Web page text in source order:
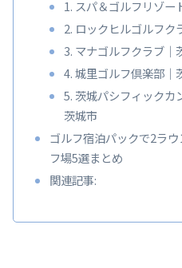
1. スパ＆ゴルフリゾー
2. ロックヒルゴルフク
3. マナゴルフクラブ｜
4. 城里ゴルフ倶楽部｜
5. 茨城パシフィックカ
茨城市
ゴルフ宿泊パックで2ラ
フ場5選まとめ
関連記事: